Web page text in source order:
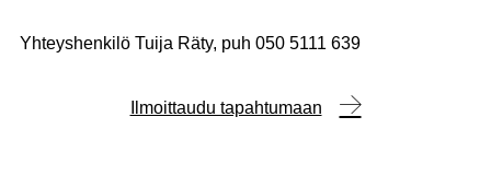
Yhteyshenkilö Tuija Räty, puh 050 5111 639
Ilmoittaudu tapahtumaan